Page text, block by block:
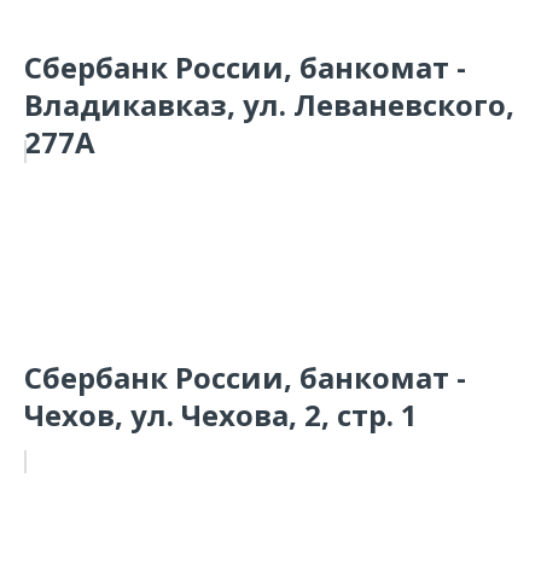
Сбербанк России, банкомат -
Владикавказ, ул. Леваневского,
277А
Сбербанк России, банкомат -
Чехов, ул. Чехова, 2, стр. 1